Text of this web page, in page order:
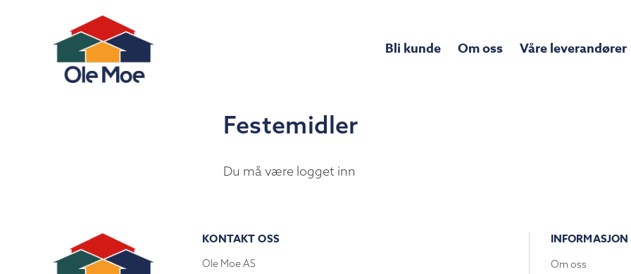
Bli kunde Om oss Våre leverandører
Festemidler
Du må være logget inn
KONTAKT OSS
Ole Moe AS
INFORMASJON
Om oss